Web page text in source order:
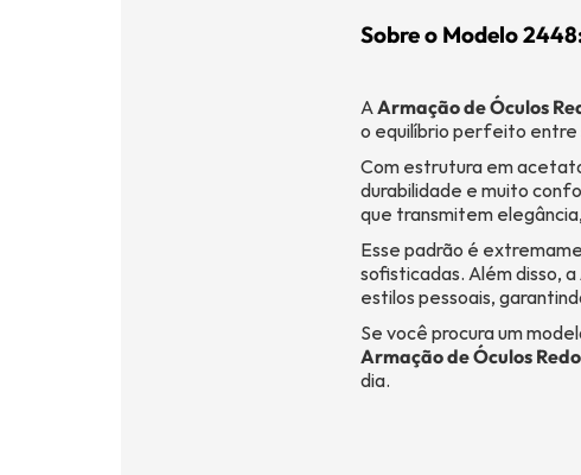
Sobre o Modelo
AArmação de Óculos
o equilíbrio perfeito entre
Com estrutura em
durabilidade e muito
que transmitem
Esse padrão é
sofisticadas. Além disso, a
estilos pessoais,
Se você procura um
Armação de Óculos
dia.